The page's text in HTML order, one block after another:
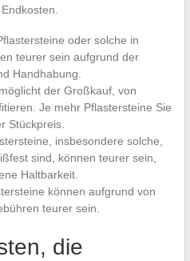
oder solche in
teurer sein aufgrund der
Handhabung.
der Großkauf, von
Je mehr Pflastersteine Sie
Stückpreis.
insbesondere solche,
sind, können teurer sein,
Haltbarkeit.
können aufgrund von
teurer sein.
die